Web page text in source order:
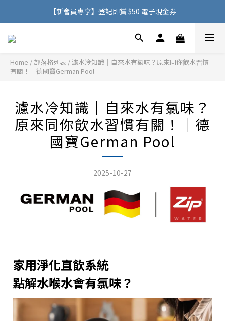
購物滿 HK$500，即可免費享用香港地區送貨服務
【新會員專享】登記即賞 $50 電子現金券
購物滿 HK$500，即可免費享用香港地區送貨服務
Home / 部落格列表 /濾水冷知識｜自來水有氯味？原來同你飲水習慣
有關！｜德國寶German Pool
濾水冷知識｜自來水有氯味？
原來同你飲水習慣有關！｜德
國寶German Pool
2025-10-27
家用淨化直飲系統
點解水喉水會有氯味？